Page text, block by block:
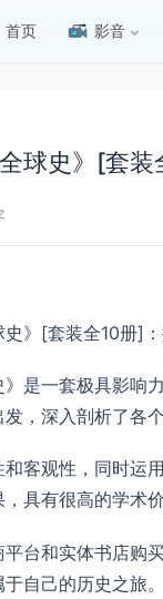
首页 影音
球史》[套装
》[套装全10册]
》是一套极具影响
，深入剖析了各
客观性，同时运
具有很高的学术价
台和实体书店购
自己的历史之旅。